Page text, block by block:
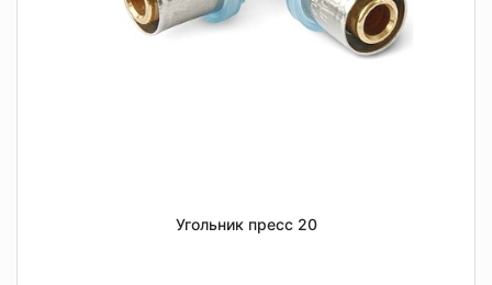
Угольник пресс 20